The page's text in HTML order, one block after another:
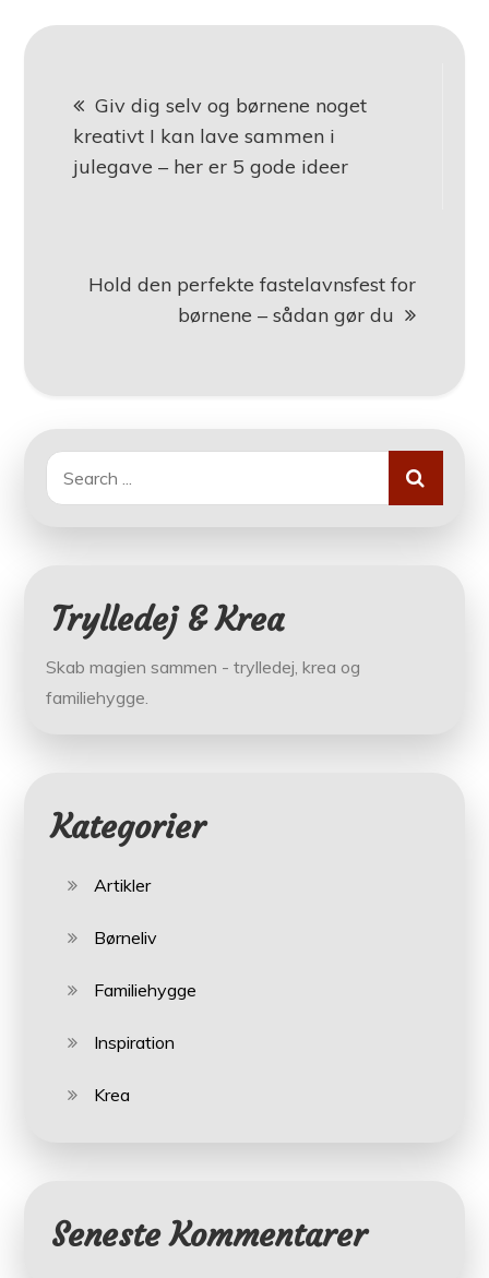
Giv dig selv og børnene noget
kreativt I kan lave sammen i
julegave – her er 5 gode ideer
Hold den perfekte fastelavnsfest for
børnene – sådan gør du
Search
for:
Trylledej & Krea
Skab magien sammen - trylledej, krea og
familiehygge.
Kategorier
Artikler
Børneliv
Familiehygge
Inspiration
Krea
Seneste Kommentarer